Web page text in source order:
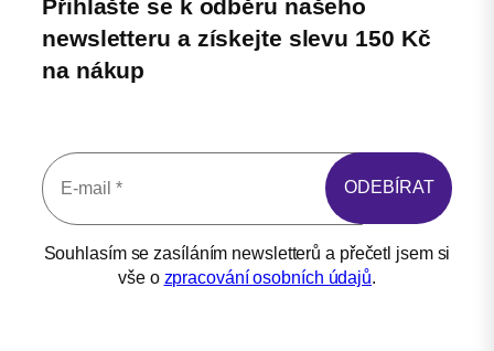
Přihlašte se k odběru našeho
newsletteru a získejte slevu 150 Kč
na nákup
Souhlasím se zasíláním newsletterů a přečetl jsem si
vše o zpracování osobních údajů.